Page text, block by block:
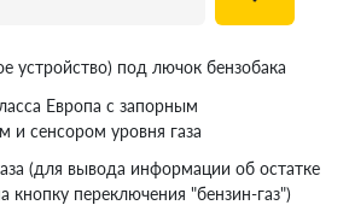
устройство) под лючок бензобака
Европа с запорным
и сенсором уровня газа
(для вывода информации об остатке
кнопку переключения "бензин-газ")